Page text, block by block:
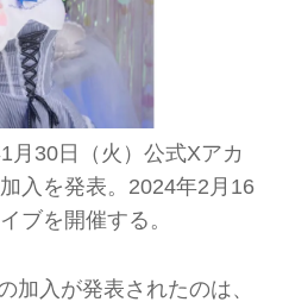
月30日（火）公式Xアカ
入を発表。2024年2月16
ブを開催する。
加入が発表されたのは、